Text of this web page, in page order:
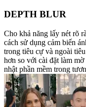
DEPTH BLUR
Cho khả năng lấy nét rõ
cách sử dụng cảm biến
trong tiêu cự và ngoài
hơn so với cài đặt làm
nhật phần mềm trong